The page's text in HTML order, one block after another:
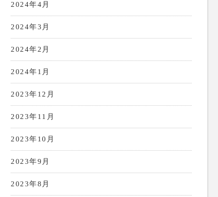
2024年4月
2024年3月
2024年2月
2024年1月
2023年12月
2023年11月
2023年10月
2023年9月
2023年8月